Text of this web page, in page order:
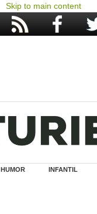
Skip to main content
HUMOR INFANTIL